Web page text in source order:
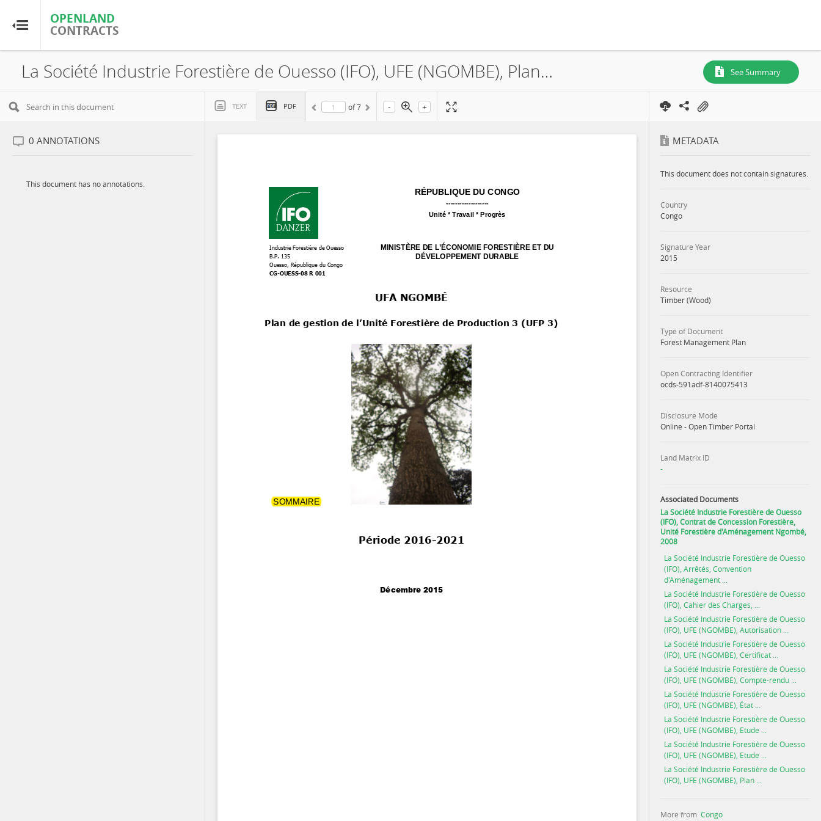
OPENLAND
CONTRACTS
OPENLAND
CONTRACTS
Home
Browse by Resource
La Société Industrie Forestière de Ouesso (IFO), UFE (NGOMBE), Plan de Gestion, 2015 See Summary
TEXT PDF of7 - +
0 ANNOTATIONS
This document has no annotations.
METADATA
This document does not contain signatures.
Country
Congo
Signature Year
2015
Resource
Timber (Wood)
Type of Document
Forest Management Plan
Open Contracting Identifier
ocds-591adf-8140075413
Disclosure Mode
Online - Open Timber Portal
Land Matrix ID
-
Associated Documents
La Société Industrie Forestière de Ouesso
(IFO), Contrat de Concession Forestière,
Unité Forestière d'Aménagement Ngombé,
2008
La Société Industrie Forestière de Ouesso
(IFO), Arrêtés, Convention
d'Aménagement ...
La Société Industrie Forestière de Ouesso
(IFO), Cahier des Charges, ...
La Société Industrie Forestière de Ouesso
(IFO), UFE (NGOMBE), Autorisation ...
La Société Industrie Forestière de Ouesso
(IFO), UFE (NGOMBE), Certificat ...
La Société Industrie Forestière de Ouesso
(IFO), UFE (NGOMBE), Compte-rendu ...
La Société Industrie Forestière de Ouesso
(IFO), UFE (NGOMBE), État ...
La Société Industrie Forestière de Ouesso
(IFO), UFE (NGOMBE), Etude ...
La Société Industrie Forestière de Ouesso
(IFO), UFE (NGOMBE), Etude ...
La Société Industrie Forestière de Ouesso
(IFO), UFE (NGOMBE), Plan ...
More from Congo